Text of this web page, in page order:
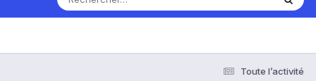
Toute l’activité